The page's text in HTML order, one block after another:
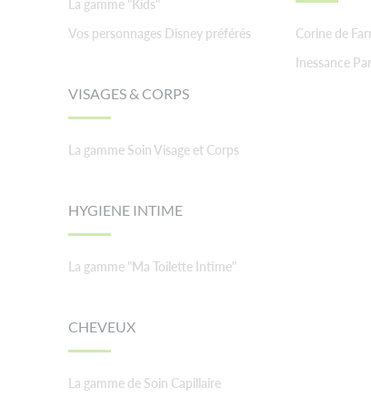
La gamme "Kids"
Vos personnages Disney préférés
VISAGES & CORPS
La gamme Soin Visage et Corps
HYGIENE INTIME
La gamme "Ma Toilette Intime"
CHEVEUX
La gamme de Soin Capillaire
Corine de
Inessance